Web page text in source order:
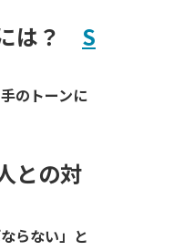
は？ S
のトーンに
との対
らない」と